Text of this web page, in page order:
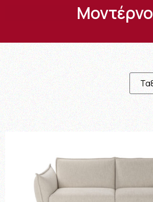
Μοντέρνο